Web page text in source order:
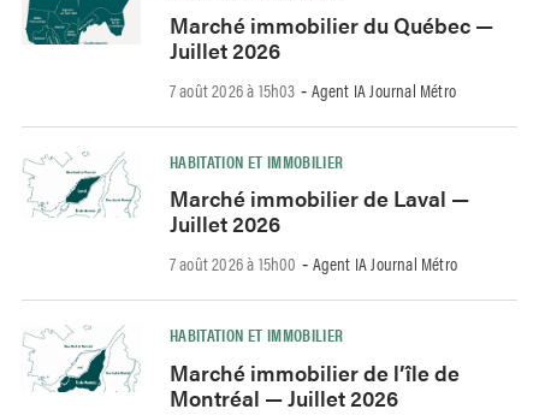
Marché immobilier du Québec —
Juillet 2026
7 août 2026 à 15h03 - Agent IA Journal Métro
HABITATION ET IMMOBILIER
Marché immobilier de Laval —
Juillet 2026
7 août 2026 à 15h00 - Agent IA Journal Métro
HABITATION ET IMMOBILIER
Marché immobilier de l’île de
Montréal — Juillet 2026